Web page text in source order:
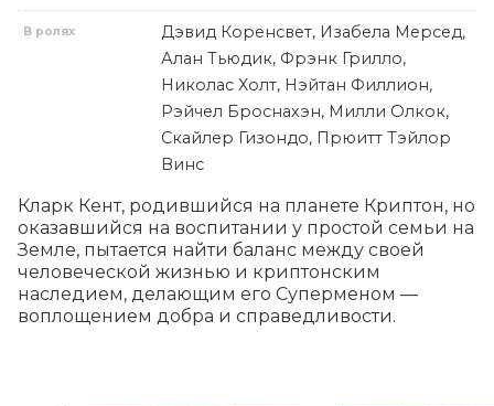
В ролях
Дэвид Коренсвет, Изабела Мерсед,
Алан Тьюдик, Фрэнк Грилло,
Николас Холт, Нэйтан Филлион,
Рэйчел Броснахэн, Милли Олкок,
Скайлер Гизондо, Прюитт Тэйлор
Винс
Кларк Кент, родившийся на планете Криптон, но
оказавшийся на воспитании у простой семьи на
Земле, пытается найти баланс между своей
человеческой жизнью и криптонским
наследием, делающим его Суперменом —
воплощением добра и справедливости.